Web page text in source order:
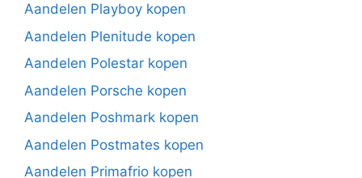
Aandelen Playboy kopen
Aandelen Plenitude kopen
Aandelen Polestar kopen
Aandelen Porsche kopen
Aandelen Poshmark kopen
Aandelen Postmates kopen
Aandelen Primafrio kopen